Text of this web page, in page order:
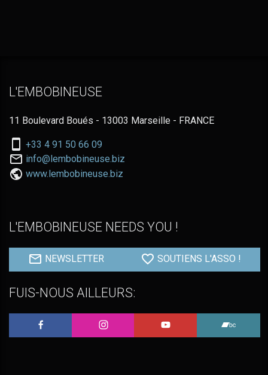
L'EMBOBINEUSE
11 Boulevard Boués - 13003 Marseille - FRANCE
Nous
téléphoner
au:
+33 4 91 50 66 09
Nous
contacter
info@lembobineuse.biz
www.lembobineuse.biz
L'EMBOBINEUSE NEEDS YOU !
NEWSLETTER SOUTIENS L'ASSO !
FUIS-NOUS AILLEURS:
L'Embobineuse sur FacebookL'Embobineuse sur Instagram
L'Embobineuse sur